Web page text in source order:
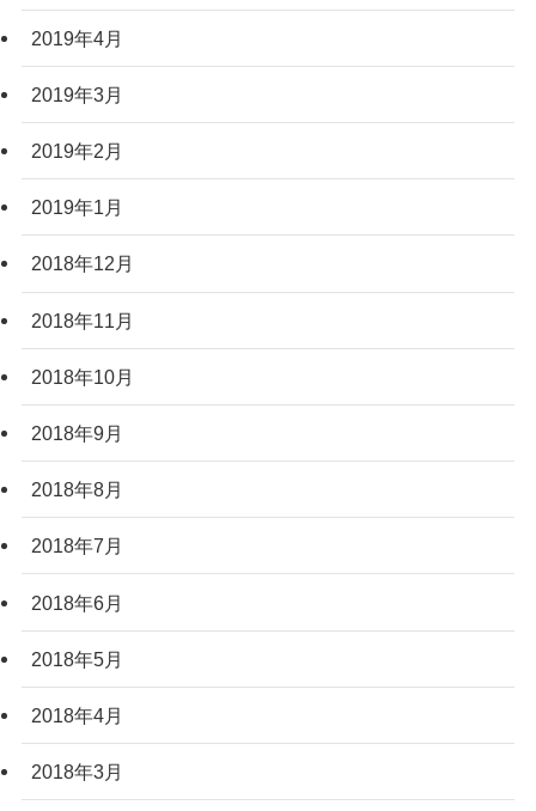
2019年4月
2019年3月
2019年2月
2019年1月
2018年12月
2018年11月
2018年10月
2018年9月
2018年8月
2018年7月
2018年6月
2018年5月
2018年4月
2018年3月